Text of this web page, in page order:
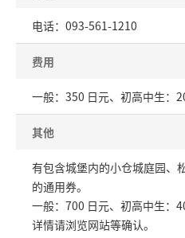
电话：093-561-1210
费用
一般：350 日元、初高中生：
其他
有包含城堡内的小仓城庭园、
的通用券。
一般：700 日元、初高中生：
详情请浏览网站等确认。